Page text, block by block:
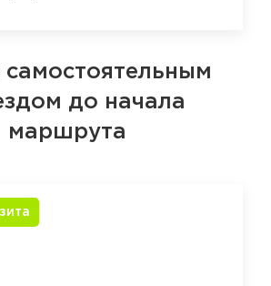
самостоятельным
до начала
маршрута